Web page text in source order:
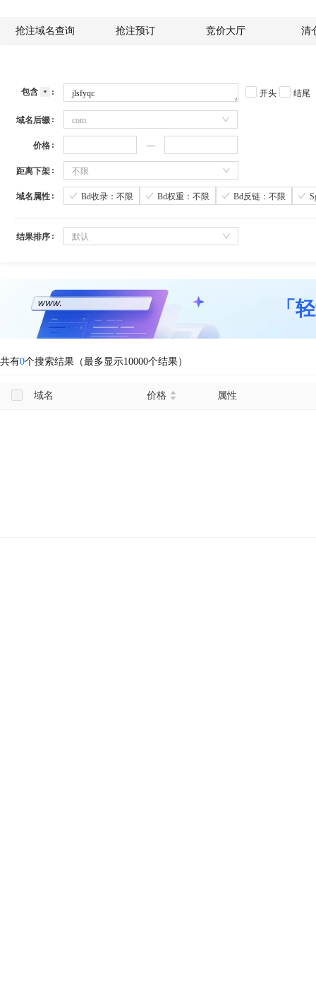
抢注域名查询 抢注预订 竞价大厅 清
包含 开头 结尾
域名后缀 com
价格
距离下架 不限
域名属性 Bd收录：不限 Bd权重：不限 Bd反链：不限
结果排序 默认
「
共有0个搜索结果（最多显示10000个结果）
域名 价格 属性